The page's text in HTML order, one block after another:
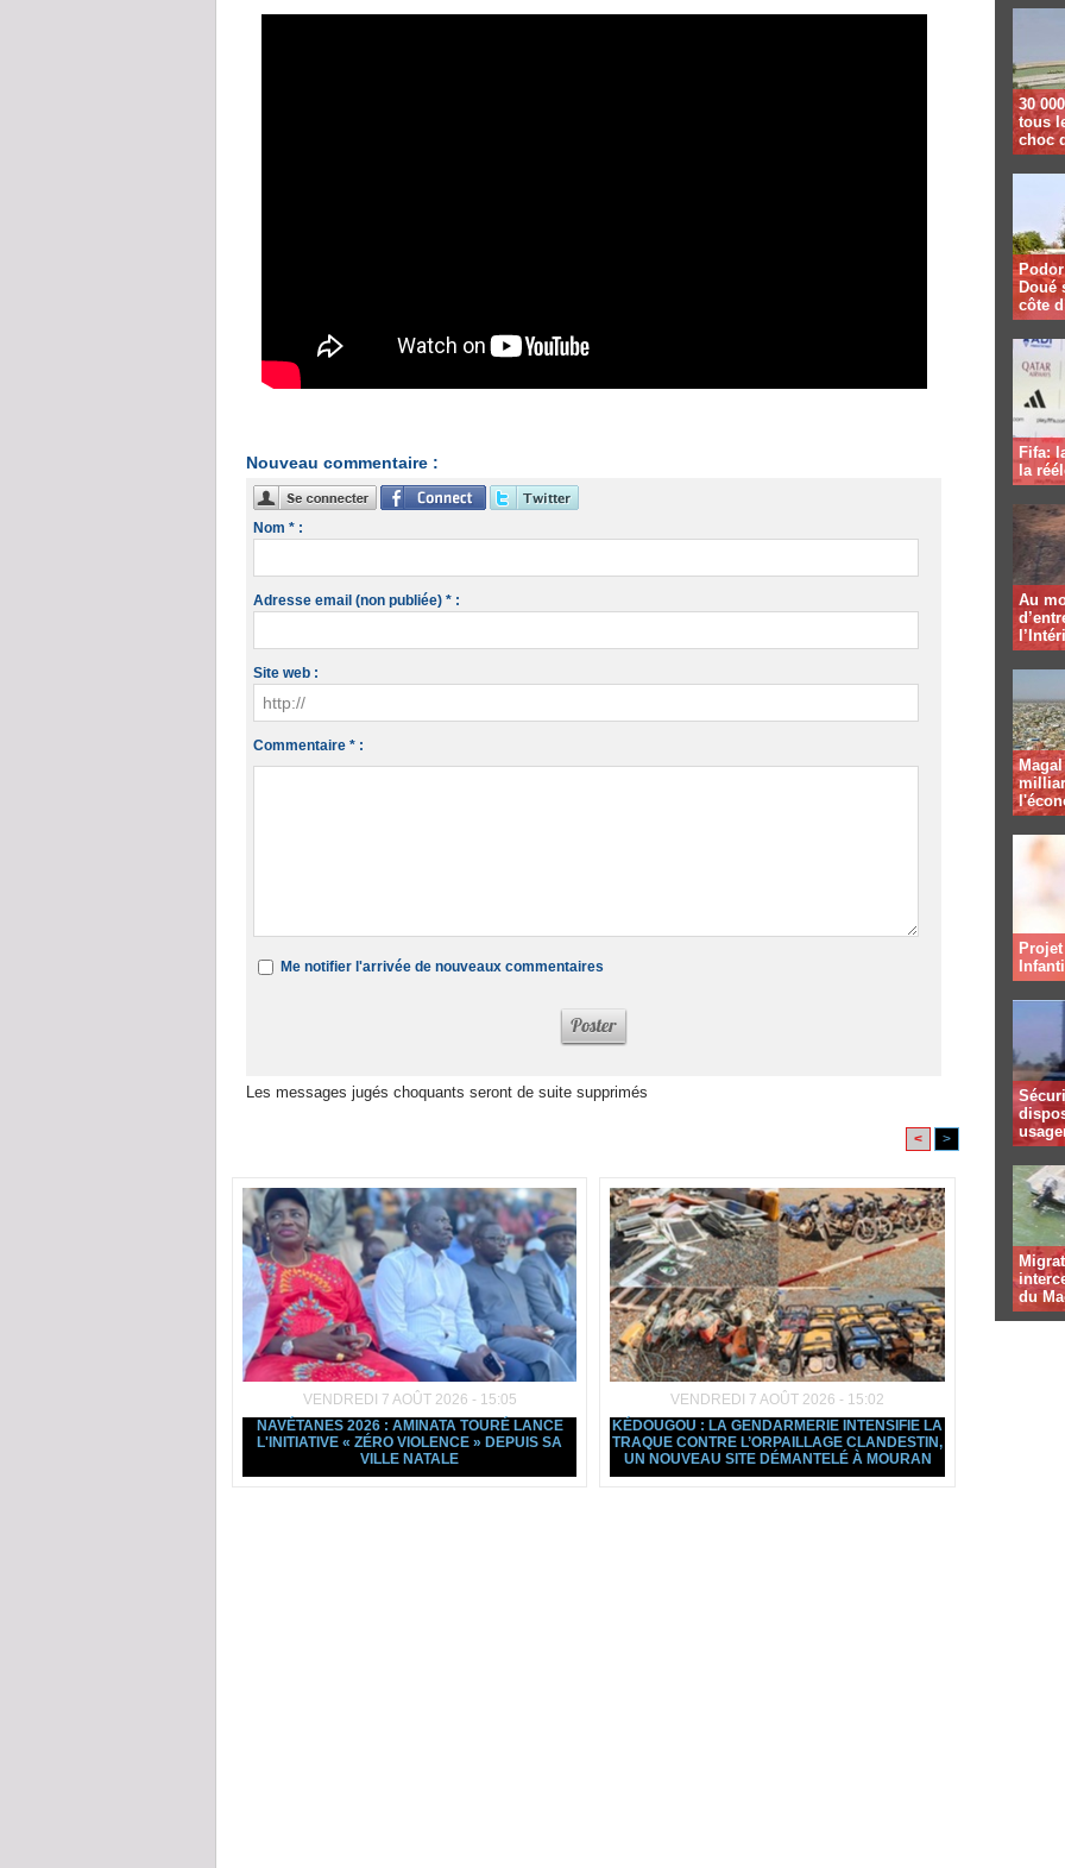
Nouveau commentaire :
Nom * :
Adresse email (non publiée) * :
Site web :
Commentaire * :
Me notifier l'arrivée de nouveaux commentaires
Les messages jugés choquants seront de suite supprimés
< >
VENDREDI 7 AOÛT 2026 - 15:05
NAVÉTANES 2026 : AMINATA TOURÉ LANCE
L'INITIATIVE « ZÉRO VIOLENCE » DEPUIS SA
VILLE NATALE
VENDREDI 7 AOÛT 2026 - 15:02
KÉDOUGOU : LA GENDARMERIE INTENSIFIE LA
TRAQUE CONTRE L’ORPAILLAGE CLANDESTIN,
UN NOUVEAU SITE DÉMANTELÉ À MOURAN
30
tous
choc
Doué
côte
Fifa:
la
Au
du